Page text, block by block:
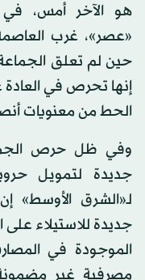
هو الآخر أمس،
«عصر»، غرب
حين لم تعلق
إنها تحرص في
الحط من معنويات
وفي ظل حرص
جديدة لتمويل
لـ«الشرق الأوسط»
جديدة للاستيلاء على
الموجودة في
مصرفية غير